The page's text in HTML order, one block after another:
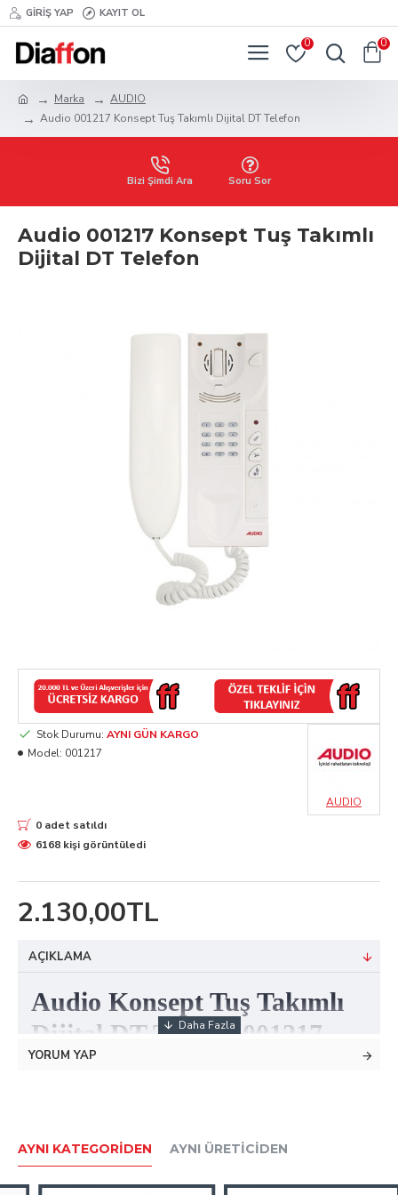
GIRIŞ YAP KAYIT OL
0 0
Marka
AUDIO
Audio 001217 Konsept Tuş Takımlı Dijital DT Telefon
Bizi Şimdi Ara Soru Sor
Audio 001217 Konsept Tuş Takımlı
Dijital DT Telefon
2.130,00TL
Stok Durumu: AYNI GÜN KARGO
Model: 001217
AUDIO
0 adet satıldı
6168 kişi görüntüledi
AÇIKLAMA
Audio Konsept Tuş Takımlı
Dijital DT Telefon 001217
görüşmeler yapılabilmektedir.
Gelen ziyaretçilere, kapı otomatiğini tek tuş yardımı ile
YORUM YAP
AYNI KATEGORIDEN AYNI ÜRETICIDEN